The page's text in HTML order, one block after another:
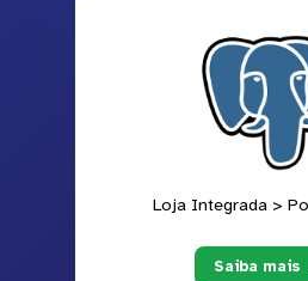
Loja Integrada >
Saiba mais